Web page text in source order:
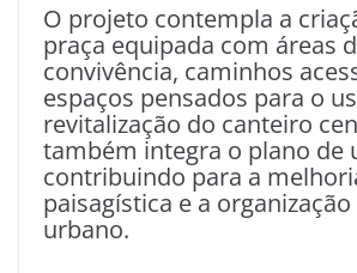
O projeto contempla a
praça equipada com áreas
convivência, caminhos
espaços pensados para o
revitalização do canteiro
também integra o plano de
contribuindo para a
paisagística e a
urbano.